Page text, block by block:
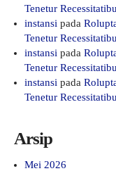
Tenetur
instansi pada
Tenetur
instansi pada
Tenetur
instansi pada
Tenetur
Arsip
Mei 2026